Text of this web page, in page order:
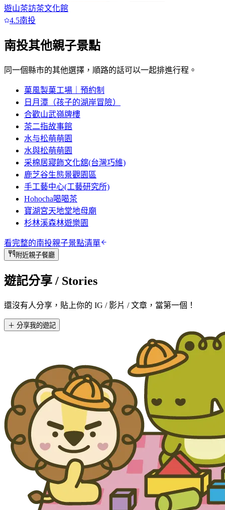
遊山茶訪茶文化館
4.5南投
南投其他親子景點
同一個縣市的其他選擇，順路的話可以一起排進行程。
菓風製菓工場｜預約制
日月潭（孩子的湖岸冒險）
合歡山武嶺牌樓
茶二指故事館
水与松萌萌園
水與松萌萌園
采棉居寢飾文化舘(台灣巧維)
鹿芝谷生態景觀園區
手工藝中心(工藝研究所)
Hohocha喝喝茶
寶湖宮天地堂地母廟
杉林溪森林遊樂園
看完整的南投親子景點清單
附近親子餐廳
遊記分享 / Stories
還沒有人分享，貼上你的 IG / 影片 / 文章，當第一個！
＋ 分享我的遊記